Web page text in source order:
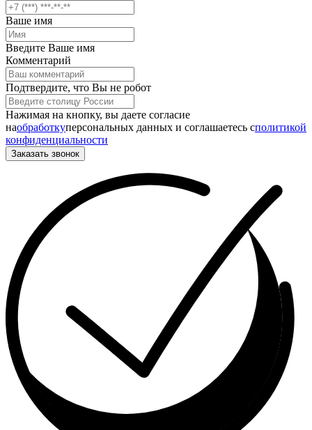
Ваше имя
Введите Ваше имя
Комментарий
Подтвердите, что Вы не робот
Нажимая на кнопку, вы даете согласие
наобработкуперсональных данных и соглашаетесь cполитикой
конфиденциальности
Заказать звонок